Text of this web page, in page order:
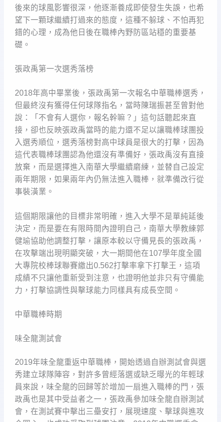
後來的球風影響很深，他逐漸養成即使發生失誤，也希
望下一顆球繼續打過來的態度，這種不躲球、不怕再犯
錯的心理，成為他日後在職棒內野防區站穩的重要基
礎。
張政禹第一次選秀落榜
2018年高中畢業後，張政禹第一次報名中華職棒選秀，
但最終沒有獲得任何球隊指名，當時陳瑞振甚至曾對他
說：「不會有人選你，報名幹嘛？」這句話聽起來直
接，卻也反映張政禹當時的能力還不足以讓職棒球團投
入選秀順位，選秀落榜對高中球員是很大的打擊，因為
這代表職棒球團認為他還沒有準備好，張政禹沒有直接
放棄，而是選擇進入南華大學繼續磨練，並替自己設定
兩年期限，如果兩年內仍無法進入職棒，就準備改行從
事裝潢業。
這個期限讓他的目標非常明確，進入大學不是單純延後
決定，而是要在有限時間內證明自己，南華大學教練郭
健瑜協助他調整打擊，讓原本較以守備見長的張政禹，
在攻擊端出現明顯突破，大一期間他在107學年度全國
大專院校棒球聯賽繳出0.562打擊率拿下打擊王，這項
成績不只讓他重新受到注意，也證明他並非只有守備能
力，打擊協調性與擊球能力同樣具有成長空間。
中華職棒時期
味全龍測試會
2019年味全龍重返中華職棒，開始透過自辦測試會與選
秀建立球隊陣容，對許多曾經落選或缺乏曝光的年輕球
員來說，味全龍的回歸等於增加一扇進入職棒的門，張
政禹也是其中受益者之一，張政禹參加味全龍自辦測試
會，在測試賽中擊出三壘安打，展現速度、擊球與進攻